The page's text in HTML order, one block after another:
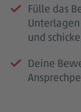
Fülle das
und
Deine